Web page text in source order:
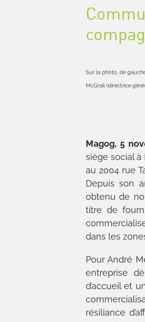
Sur la photo, de
McGrail (directrice
Magog, 5
siège social à
au 2004 rue
Depuis son
obtenu de
titre de
dans les
Pour André
entreprise
d’accueil et
résiliance